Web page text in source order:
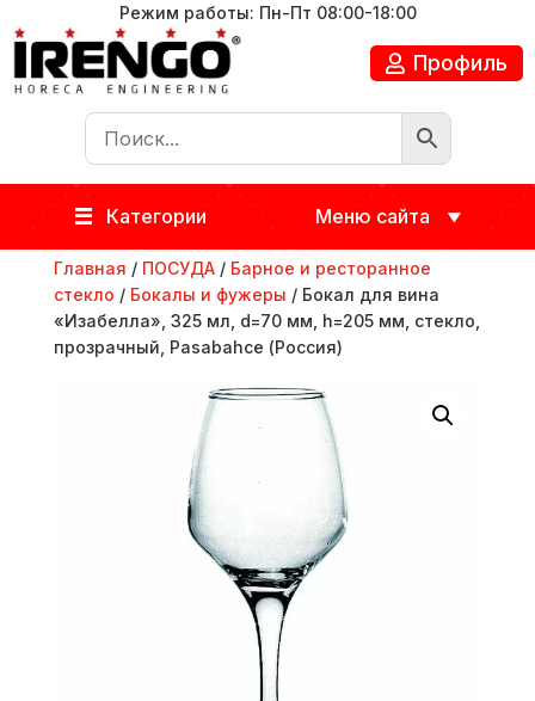
Режим работы: Пн-Пт 08:00-18:00
Профиль
Категории Меню сайта
Главная / ПОСУДА/ Барное и ресторанное
стекло / Бокалы и фужеры / Бокал для вина
«Изабелла», 325 мл, d=70 мм, h=205 мм, стекло,
прозрачный, Pasabahce (Россия)